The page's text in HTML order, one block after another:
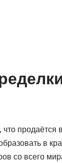
продаётся
в
со всего